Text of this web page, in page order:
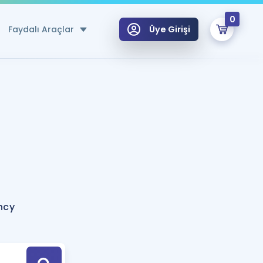
Faydalı Araçlar
Hesaplama Aracı
için Öneriler
Tek Takvimde
Üye Girişi
0
Hoca ile seni sınava hazırlayacak onlarca eğitim seni bekliyor!